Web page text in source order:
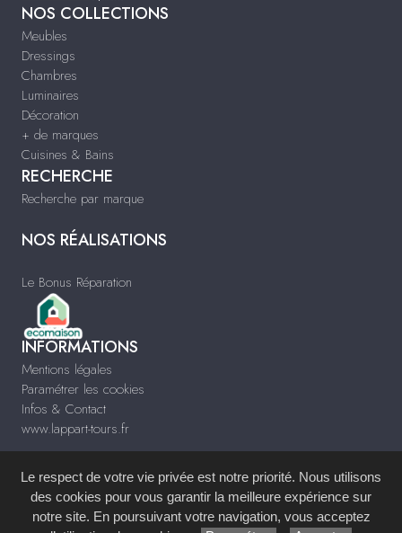
NOS COLLECTIONS
Meubles
Dressings
Chambres
Luminaires
Décoration
+ de marques
Cuisines & Bains
RECHERCHE
Recherche par marque
NOS RÉALISATIONS
Le Bonus Réparation
INFORMATIONS
Mentions légales
Paramétrer les cookies
Infos & Contact
www.lappart-tours.fr
Site réalisé avec leSystème de Gestion de Contenu (SGC)imagenia, créé et
Le respect de votre vie privée est notre priorité. Nous utilisons
des cookies pour vous garantir la meilleure expérience sur
notre site. En poursuivant votre navigation, vous acceptez